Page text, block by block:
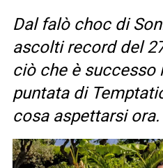
Dal falò choc di
ascolti record del
ciò che è successo
puntata di
cosa aspettarsi ora.